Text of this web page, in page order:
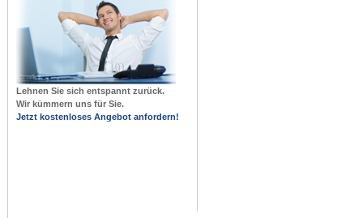
Lehnen Sie sich entspannt zurück.
Wir kümmern uns für Sie.
Jetzt kostenloses Angebot anfordern!